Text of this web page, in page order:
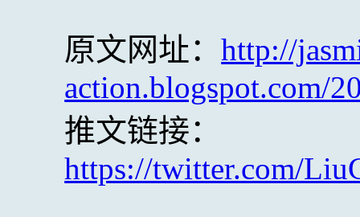
原文网址：http://
action.blogspot.com/
推文链接：
https://twitter.com/